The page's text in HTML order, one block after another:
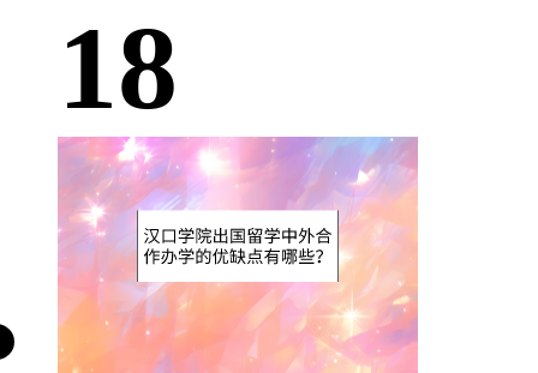
18